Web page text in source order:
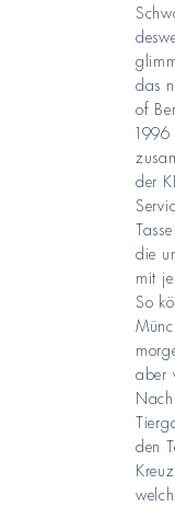
das
of
der
die
mit
So
aber
den